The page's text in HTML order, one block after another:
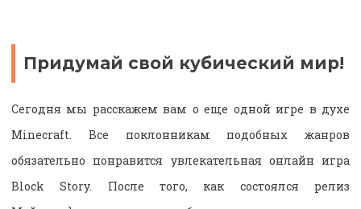
Придумай свой кубический мир!
Сегодня мы расскажем вам о еще одной игре в духе
Minecraft. Все поклонникам подобных жанров
обязательно понравится увлекательная онлайн игра
Block Story. После того, как состоялся релиз